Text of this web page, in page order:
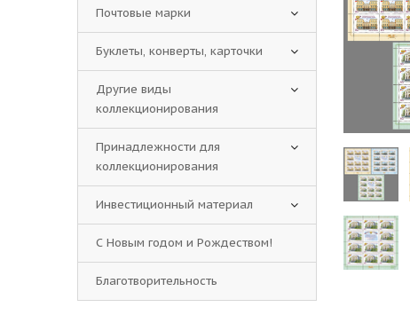
Почтовые марки
Буклеты, конверты, карточки
Другие виды
коллекционирования
Принадлежности для
коллекционирования
Инвестиционный материал
С Новым годом и Рождеством!
Благотворительность